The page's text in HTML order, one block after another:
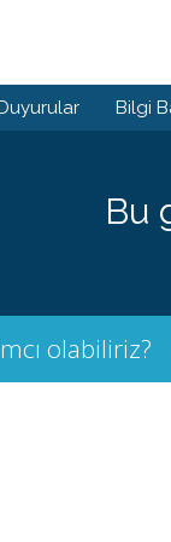
Bilgi
Bu
olabiliriz?